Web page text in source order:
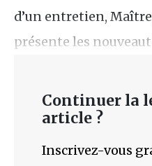
d’un entretien,
présente les
Continuer la
article ?
Inscrivez-vous